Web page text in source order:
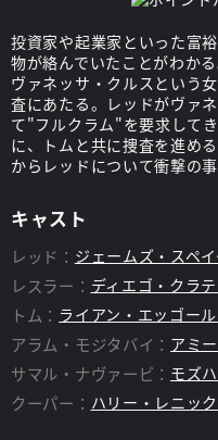
投資家や起業家といった富
物が絡んでいたことがわか
ヴァネッサ・クルスという
査にあたる。レッドがヴァ
て"フルクラム"を要求して
に、トムと共に捜査を進め
からレッドについて衝撃の
キャスト
レッド： ジェームズ・スペ
レスラー： ディエゴ・クラ
トム： ライアン・エッゴー
アラム・モジタバイ： アミ
サマル・ナヴァービ： モズ
クーパー： ハリー・レニッ